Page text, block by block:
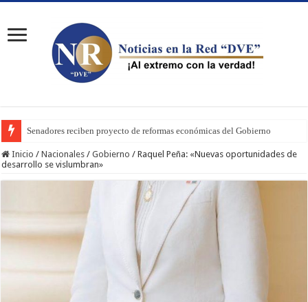
Senadores reciben proyecto de reformas económicas del Gobierno
Inicio / Nacionales / Gobierno / Raquel Peña: «Nuevas oportunidades de
desarrollo se vislumbran»